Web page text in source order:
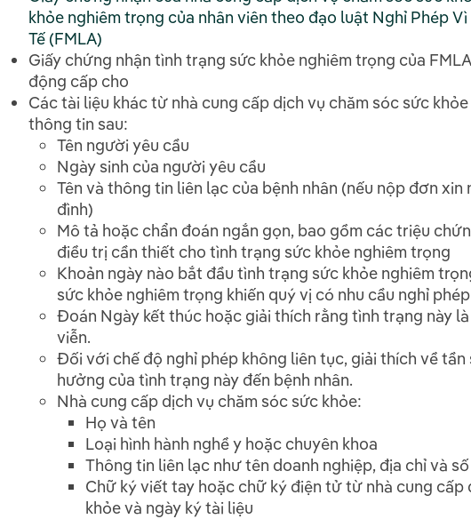
khỏe nghiêm trọng của nhân viên theo đạo luật Nghỉ Phép
Tế (FMLA)
Giấy chứng nhận tình trạng sức khỏe nghiêm trọng của
động cấp cho
Các tài liệu khác từ nhà cung cấp dịch vụ chăm sóc sức
thông tin sau:
Tên người yêu cầu
Ngày sinh của người yêu cầu
Tên và thông tin liên lạc của bệnh nhân (nếu nộp đơn xin
đình)
Mô tả hoặc chẩn đoán ngắn gọn, bao gồm các triệu
điều trị cần thiết cho tình trạng sức khỏe nghiêm trọng
Khoản ngày nào bắt đầu tình trạng sức khỏe nghiêm
sức khỏe nghiêm trọng khiến quý vị có nhu cầu nghỉ phép
Đoán Ngày kết thúc ​​hoặc giải thích rằng tình trạng này
viễn.
Đối với chế độ nghỉ phép không liên tục, giải thích về tần
hưởng của tình trạng này đến bệnh nhân.
Nhà cung cấp dịch vụ chăm sóc sức khỏe:
Họ và tên
Loại hình hành nghề y hoặc chuyên khoa
Thông tin liên lạc như tên doanh nghiệp, địa chỉ và
Chữ ký viết tay hoặc chữ ký điện tử từ nhà cung cấp
khỏe và ngày ký tài liệu